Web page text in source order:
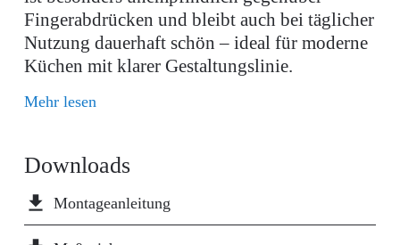
Fingerabdrücken und bleibt auch bei täglicher
Nutzung dauerhaft schön – ideal für moderne
Küchen mit klarer Gestaltungslinie.
Mehr lesen
Downloads
file_download Montageanleitung